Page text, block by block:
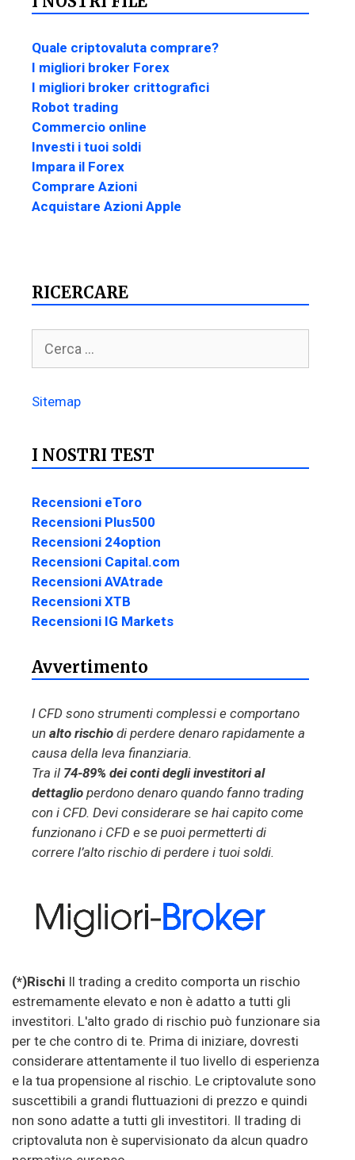
Quale criptovaluta comprare?
I migliori broker Forex
I migliori broker crittografici
Robot trading
Commercio online
Investi i tuoi soldi
Impara il Forex
Comprare Azioni
Acquistare Azioni Apple
RICERCARE
Sitemap
I NOSTRI TEST
Recensioni eToro
Recensioni Plus500
Recensioni 24option
Recensioni Capital.com
Recensioni AVAtrade
Recensioni XTB
Recensioni IG Markets
Avvertimento
I CFD sono strumenti complessi e comportano
un alto rischio di perdere denaro rapidamente a
causa della leva finanziaria.
Tra il 74-89% dei conti degli investitori al
dettaglio perdono denaro quando fanno trading
con i CFD. Devi considerare se hai capito come
funzionano i CFD e se puoi permetterti di
correre l’alto rischio di perdere i tuoi soldi.
(*)Rischi Il trading a credito comporta un rischio
estremamente elevato e non è adatto a tutti gli
investitori. L'alto grado di rischio può funzionare sia
per te che contro di te. Prima di iniziare, dovresti
considerare attentamente il tuo livello di esperienza
e la tua propensione al rischio. Le criptovalute sono
suscettibili a grandi fluttuazioni di prezzo e quindi
non sono adatte a tutti gli investitori. Il trading di
criptovaluta non è supervisionato da alcun quadro